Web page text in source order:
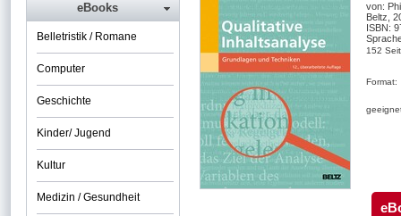
von:
Beltz,
ISBN:
152
Format:
eBooks
Belletristik / Romane
Computer
Geschichte
Kinder/ Jugend
Kultur
Medizin / Gesundheit